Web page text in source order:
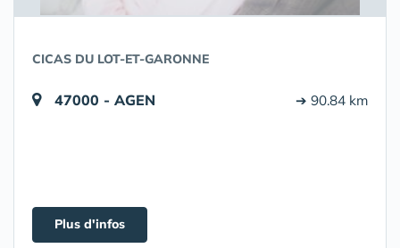
CICAS DU LOT-ET-GARONNE
47000 - AGEN ➔ 90.84 km
Plus d'infos